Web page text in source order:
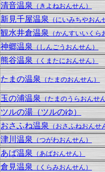
清音温泉（きよねおんせん）
新見千屋温泉 （にいみちやおん
観水井倉温泉（かんすいいくら
神郷温泉（しんごうおんせん）
熊谷温泉 （くまたにおんせん）
たまの温泉（たまのおんせん）
玉の浦温泉 （たまのうらおんせ
ツルの湯（ツルのゆ）
おさふね温泉（おさふねおんせ
津川温泉（つがわおんせん）
あば温泉 （あばおんせん）
倉見温泉（くらみおんせん）